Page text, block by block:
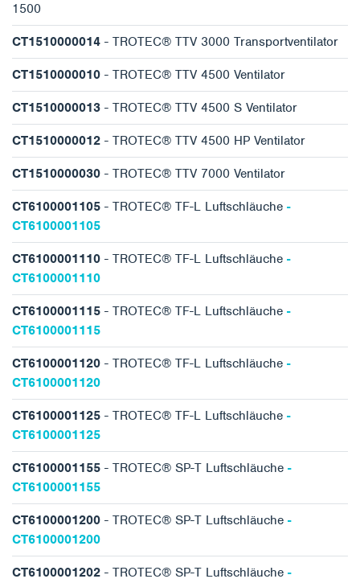
1500
CT1510000014 - TROTEC® TTV 3000 Transportventilator
CT1510000010 - TROTEC® TTV 4500 Ventilator
CT1510000013 - TROTEC® TTV 4500 S Ventilator
CT1510000012 - TROTEC® TTV 4500 HP Ventilator
CT1510000030 - TROTEC® TTV 7000 Ventilator
CT6100001105 - TROTEC® TF-L Luftschläuche -
CT6100001105
CT6100001110 - TROTEC® TF-L Luftschläuche -
CT6100001110
CT6100001115 - TROTEC® TF-L Luftschläuche -
CT6100001115
CT6100001120 - TROTEC® TF-L Luftschläuche -
CT6100001120
CT6100001125 - TROTEC® TF-L Luftschläuche -
CT6100001125
CT6100001155 - TROTEC® SP-T Luftschläuche -
CT6100001155
CT6100001200 - TROTEC® SP-T Luftschläuche -
CT6100001200
CT6100001202 - TROTEC® SP-T Luftschläuche -